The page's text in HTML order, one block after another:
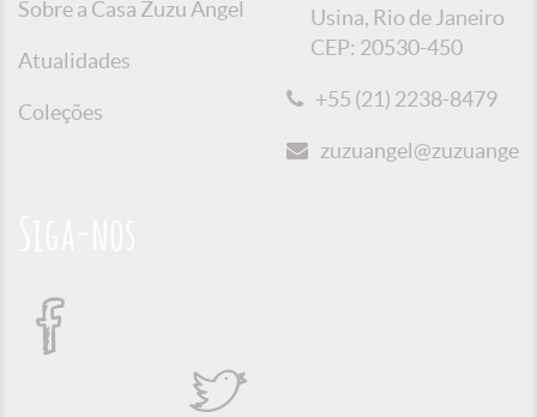
Sobre a Casa Zuzu Angel
Atualidades
Coleções
Usina, Rio de Janeiro
CEP: 20530-450
+55 (21) 2238-8479